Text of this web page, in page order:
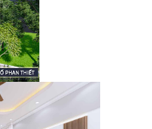
từng góc cạnh được
tối để Anh, chị vui vẻ, bình